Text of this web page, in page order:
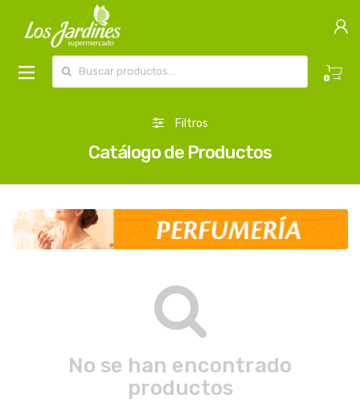
0
Filtros
Catálogo de Productos
No se han encontrado
productos